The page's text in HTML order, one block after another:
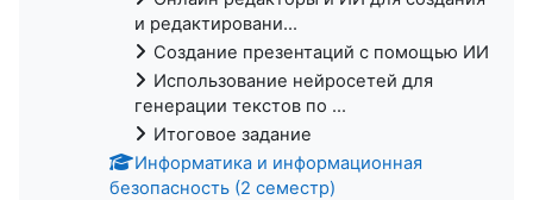
и редактировани...
Создание презентаций с помощью ИИ
Использование нейросетей для
генерации текстов по ...
Итоговое задание
Информатика и информационная
безопасность (2 семестр)